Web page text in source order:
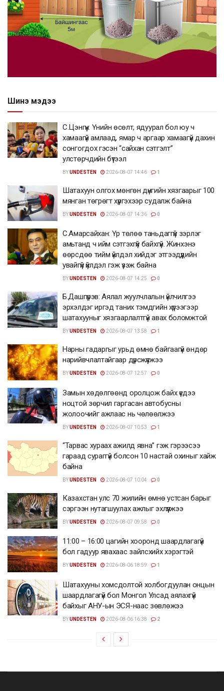
Шинэ мэдээ
С.Цэнгүүн: Үнийн өсөлт, ядуурал бол юу ч
хамаагүй амлаад, ямар ч аргаар хамаагүй дахин
сонгогдох гэсэн “сайхан сэтгэлт”
улстөрчдийн бүтээл
BYUNDESTEN 2026-08-07 14:46 1
Шатахуун олгох мөнгөн дүнгийн хязгаарыг 100
мянган төгрөгт хүргэхээр судалж байна
BYUNDESTEN 2026-08-07 14:36 0
С.Амарсайхан: Үр төлөө таньдаггүй зэрлэг
амьтанд ч ийм сэтгэхгүй байхгүй. Жинхэнэ
өөрсдөө тийм үйлдэл хийдэг этгээдүүдийн
увайгүй үйлдэл гэж үзэж байна
BYUNDESTEN 2026-08-07 14:25 0
Б.Дашпүрэв: Аялал жуулчлалын үйлчилгээ
эрхэлдэг иргэд таних тэмдгийн хүрээгээр
шатахууныг хязгаарлалтгүй авах боломжтой
BYUNDESTEN 2026-08-07 13:58 1
Нарны гадаргыг урьд өмнө байгаагүй өндөр
нарийвчлалтайгаар дүрсжүүлжээ
BYUNDESTEN 2026-08-07 12:57 0
Замын хөдөлгөөнд оролцож байх үедээ
ноцтой зөрчил гаргасан автобусны
жолоочийг ажлаас нь чөлөөлжээ
BYUNDESTEN 2026-08-07 10:53 1
“Тарвас хураах ажилд явна” гэж гэрээсээ
гараад сураггүй болсон 10 настай охиныг хайж
байна
BYUNDESTEN 2026-08-07 10:04 0
Казахстан улс 70 жилийн өмнө устсан барыг
сэргээн нутагшуулах ажлыг эхлүүлжээ
BYUNDESTEN 2026-08-07 09:58 0
11:00 – 16:00 цагийн хооронд шаардлагагүй
бол гадуур явахаас зайлсхийх хэрэгтэй
BYUNDESTEN 2026-08-06 18:59 1
Шатахууны хомсдолтой холбогдуулан онцын
шаардлагагүй бол Монгол Улсад аялахгүй
байхыг АНУ-ын ЭСЯ-наас зөвлөжээ
BYUNDESTEN 2026-08-06 16:38 2